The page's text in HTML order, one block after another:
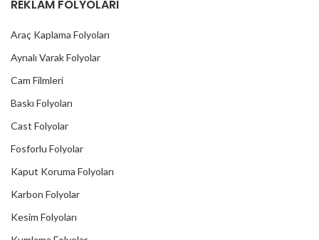
REKLAM FOLYOLARI
Araç Kaplama Folyoları
Aynalı Varak Folyolar
Cam Filmleri
Baskı Folyoları
Cast Folyolar
Fosforlu Folyolar
Kaput Koruma Folyoları
Karbon Folyolar
Kesim Folyoları